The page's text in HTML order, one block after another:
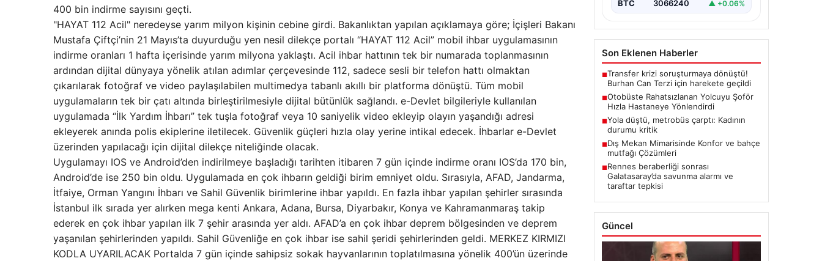
400 bin indirme sayısını geçti.
"HAYAT 112 Acil" neredeyse yarım milyon kişinin cebine girdi. Bakanlıktan yapılan açıklamaya göre; İçişleri Bakanı
Mustafa Çiftçi’nin 21 Mayıs’ta duyurduğu yen nesil dilekçe portalı “HAYAT 112 Acil” mobil ihbar uygulamasının
indirme oranları 1 hafta içerisinde yarım milyona yaklaştı. Acil ihbar hattının tek bir numarada toplanmasının
ardından dijital dünyaya yönelik atılan adımlar çerçevesinde 112, sadece sesli bir telefon hattı olmaktan
çıkarılarak fotoğraf ve video paylaşılabilen multimedya tabanlı akıllı bir platforma dönüştü. Tüm mobil
uygulamaların tek bir çatı altında birleştirilmesiyle dijital bütünlük sağlandı. e-Devlet bilgileriyle kullanılan
uygulamada “İlk Yardım İhbarı” tek tuşla fotoğraf veya 10 saniyelik video ekleyip olayın yaşandığı adresi
ekleyerek anında polis ekiplerine iletilecek. Güvenlik güçleri hızla olay yerine intikal edecek. İhbarlar e-Devlet
üzerinden yapılacağı için dijital dilekçe niteliğinde olacak.
Uygulamayı IOS ve Android’den indirilmeye başladığı tarihten itibaren 7 gün içinde indirme oranı IOS’da 170 bin,
Android’de ise 250 bin oldu. Uygulamada en çok ihbarın geldiği birim emniyet oldu. Sırasıyla, AFAD, Jandarma,
İtfaiye, Orman Yangını İhbarı ve Sahil Güvenlik birimlerine ihbar yapıldı. En fazla ihbar yapılan şehirler sırasında
İstanbul ilk sırada yer alırken mega kenti Ankara, Adana, Bursa, Diyarbakır, Konya ve Kahramanmaraş takip
ederek en çok ihbar yapılan ilk 7 şehir arasında yer aldı. AFAD’a en çok ihbar deprem bölgesinden ve deprem
yaşanılan şehirlerinden yapıldı. Sahil Güvenliğe en çok ihbar ise sahil şeridi şehirlerinden geldi. MERKEZ KIRMIZI
KODLA UYARILACAK Portalda 7 gün içinde sahipsiz sokak hayvanlarının toplatılmasına yönelik 400’ün üzerinde
BTC 3066240 ▲ +0.06%
Son Eklenen Haberler
■Transfer krizi soruşturmaya dönüştü!
Burhan Can Terzi için harekete geçildi
■Otobüste Rahatsızlanan Yolcuyu Şoför
Hızla Hastaneye Yönlendirdi
■Yola düştü, metrobüs çarptı: Kadının
durumu kritik
■Dış Mekan Mimarisinde Konfor ve bahçe
mutfağı Çözümleri
■Rennes beraberliği sonrası
Galatasaray’da savunma alarmı ve
taraftar tepkisi
Güncel